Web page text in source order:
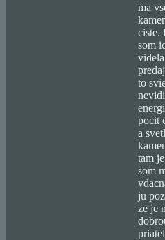
ma
ciste.
som
to
pocit
a
tam
som
ju
ze je